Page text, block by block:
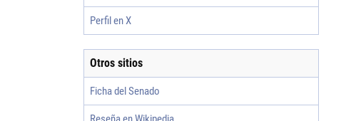
Perfil en X
Otros sitios
Ficha del Senado